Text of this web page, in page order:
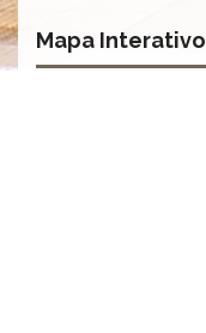
NACE
Mapa Interativo